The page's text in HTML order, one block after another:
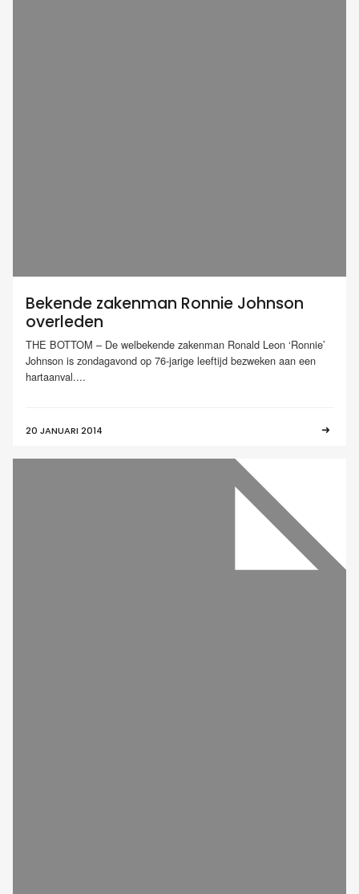
Bekende zakenman Ronnie Johnson
overleden
THE BOTTOM – De welbekende zakenman Ronald Leon ‘Ronnie’
Johnson is zondagavond op 76-jarige leeftijd bezweken aan een
hartaanval....
20 JANUARI 2014